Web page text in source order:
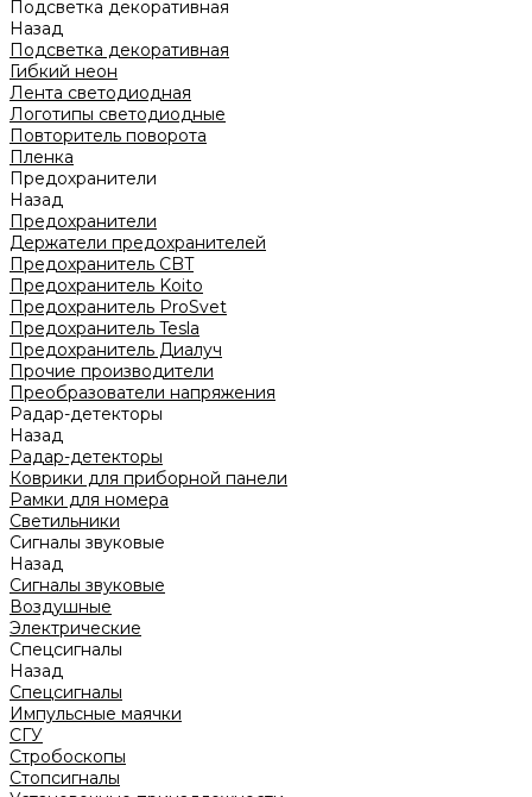
Подсветка декоративная
Назад
Подсветка декоративная
Гибкий неон
Лента светодиодная
Логотипы светодиодные
Повторитель поворота
Пленка
Предохранители
Назад
Предохранители
Держатели предохранителей
Предохранитель CBT
Предохранитель Koito
Предохранитель ProSvet
Предохранитель Tesla
Предохранитель Диалуч
Прочие производители
Преобразователи напряжения
Радар-детекторы
Назад
Радар-детекторы
Коврики для приборной панели
Рамки для номера
Светильники
Сигналы звуковые
Назад
Сигналы звуковые
Воздушные
Электрические
Спецсигналы
Назад
Спецсигналы
Импульсные маячки
СГУ
Стробоскопы
Стопсигналы